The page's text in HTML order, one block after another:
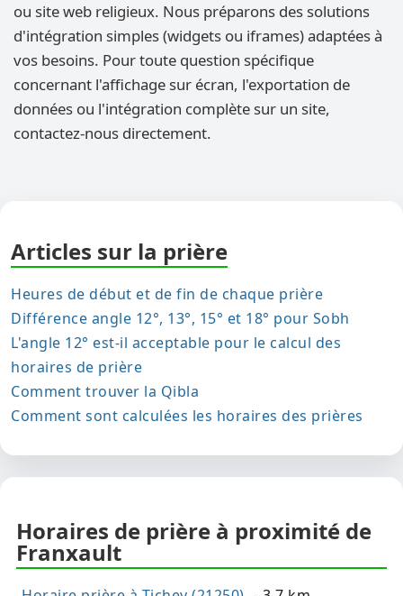
ou site web religieux. Nous préparons des solutions
d'intégration simples (widgets ou iframes) adaptées à
vos besoins. Pour toute question spécifique
concernant l'affichage sur écran, l'exportation de
données ou l'intégration complète sur un site,
contactez-nous directement.
Articles sur la prière
Heures de début et de fin de chaque prière
Différence angle 12°, 13°, 15° et 18° pour Sobh
L'angle 12° est-il acceptable pour le calcul des
horaires de prière
Comment trouver la Qibla
Comment sont calculées les horaires des prières
Horaires de prière à proximité de
Franxault